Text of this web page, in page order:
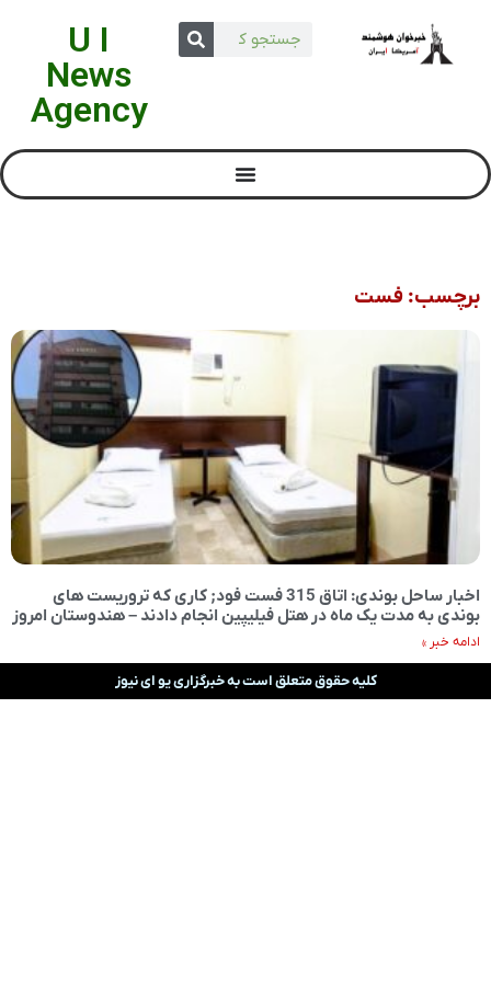
U I
News
Agency
برچسب: فست
اخبار ساحل بوندی: اتاق 315 فست فود; کاری که تروریست های
بوندی به مدت یک ماه در هتل فیلیپین انجام دادند – هندوستان امروز
ادامه خبر »
کلیه حقوق متعلق است به خبرگزاری یو ای نیوز